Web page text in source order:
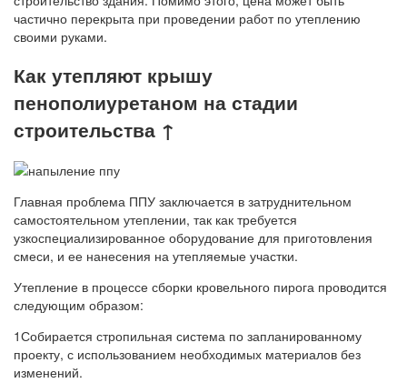
частично перекрыта при проведении работ по утеплению
своими руками.
Как утепляют крышу
пенополиуретаном на стадии
строительства ↑
Главная проблема ППУ заключается в затруднительном
самостоятельном утеплении, так как требуется
узкоспециализированное оборудование для приготовления
смеси, и ее нанесения на утепляемые участки.
Утепление в процессе сборки кровельного пирога проводится
следующим образом:
1Собирается стропильная система по запланированному
проекту, с использованием необходимых материалов без
изменений.